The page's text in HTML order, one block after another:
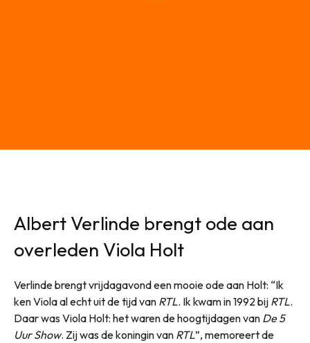
Albert Verlinde brengt ode aan
overleden Viola Holt
Verlinde brengt vrijdagavond een mooie ode aan Holt: “Ik
ken Viola al echt uit de tijd van RTL. Ik kwam in 1992 bij RTL.
Daar was Viola Holt: het waren de hoogtijdagen van De 5
Uur Show. Zij was de koningin van RTL”, memoreert de